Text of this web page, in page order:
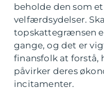
beholde den som
velfærdsydelser.
topskattegrænsen
gange, og det er
finansfolk at
påvirker deres
incitamenter.